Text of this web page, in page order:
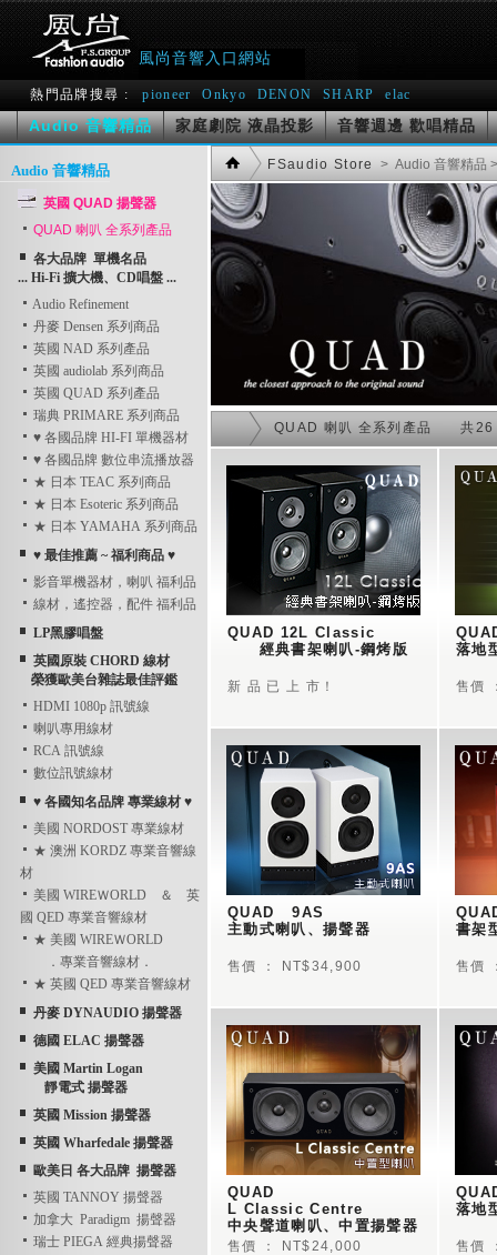
風尚音響入口網站
熱門品牌搜尋 : pioneer Onkyo DENON SHARP elac
Audio 音響精品 家庭劇院 液晶投影 音響週邊 歡唱精品
Audio 音響精品
英國 QUAD 揚聲器
QUAD 喇叭 全系列產品
各大品牌 單機名品
... Hi-Fi 擴大機、CD唱盤 ...
Audio Refinement
丹麥 Densen 系列商品
英國 NAD 系列產品
英國 audiolab 系列商品
英國 QUAD 系列產品
瑞典 PRIMARE 系列商品
♥ 各國品牌 HI-FI 單機器材
♥ 各國品牌 數位串流播放器
★ 日本 TEAC 系列商品
★ 日本 Esoteric 系列商品
★ 日本 YAMAHA 系列商品
♥ 最佳推薦 ~ 福利商品 ♥
影音單機器材，喇叭 福利品
線材，遙控器，配件 福利品
LP黑膠唱盤
英國原裝 CHORD 線材
榮獲歐美台雜誌最佳評鑑
HDMI 1080p 訊號線
喇叭專用線材
RCA 訊號線
數位訊號線材
♥ 各國知名品牌 專業線材 ♥
美國 NORDOST 專業線材
★ 澳洲 KORDZ 專業音響線
材
美國 WIREＷORLD ＆ 英
國 QED 專業音響線材
★ 美國 WIREＷORLD
．專業音響線材．
★ 英國 QED 專業音響線材
丹麥 DYNAUDIO 揚聲器
德國 ELAC 揚聲器
美國 Martin Logan
靜電式 揚聲器
英國 Mission 揚聲器
英國 Wharfedale 揚聲器
歐美日 各大品牌 揚聲器
英國 TANNOY 揚聲器
加拿大 Paradigm 揚聲器
瑞士 PIEGA 經典揚聲器
FSaudio Store > Audio 音響精品>
QUAD 喇叭 全系列產品 共26
QUAD 12L Classic
經典書架喇叭-鋼烤版
新 品 已 上 市！
落地
售價
QUAD   9AS
主動式喇叭、揚聲器
售價 ： NT$34,900
書架
售價
QUAD
L Classic Centre
中央聲道喇叭、中置揚聲器
售價 ： NT$24,000
落地
售價